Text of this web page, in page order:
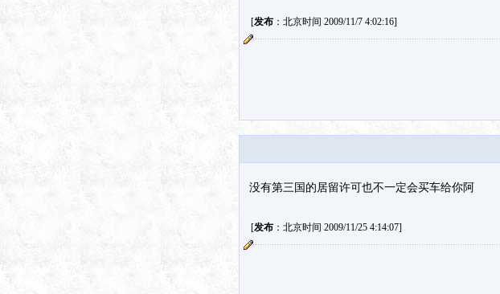
[发布：北京时间 2009/11/7 4:02:16]
没有第三国的居留许可也不一定会买车给你阿
[发布：北京时间 2009/11/25 4:14:07]